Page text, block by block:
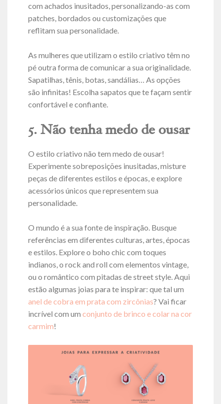
com achados inusitados, personalizando-as com
patches, bordados ou customizações que
reflitam sua personalidade.
As mulheres que utilizam o estilo criativo têm no
pé outra forma de comunicar a sua originalidade.
Sapatilhas, tênis, botas, sandálias… As opções
são infinitas! Escolha sapatos que te façam sentir
confortável e confiante.
5. Não tenha medo de ousar
O estilo criativo não tem medo de ousar!
Experimente sobreposições inusitadas, misture
peças de diferentes estilos e épocas, e explore
acessórios únicos que representem sua
personalidade.
O mundo é a sua fonte de inspiração. Busque
referências em diferentes culturas, artes, épocas
e estilos. Explore o boho chic com toques
indianos, o rock and roll com elementos vintage,
ou o romântico com pitadas de street style. Aqui
estão algumas joias para te inspirar: que tal um
anel de cobra em prata com zircônias? Vai ficar
incrível com um conjunto de brinco e colar na cor
carmim!